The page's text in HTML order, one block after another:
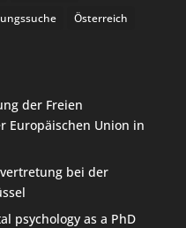
Österreich
der Freien
Europäischen Union in
bei der
psychology as a PhD